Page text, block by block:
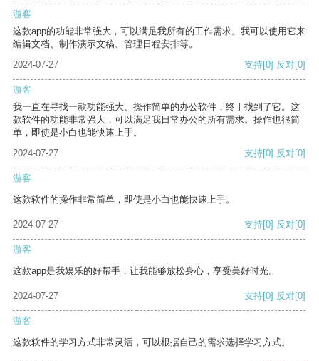
游客
这款app的功能非常强大，可以满足我所有的工作需求。我可以使用它来
编辑文档、制作演示文稿、管理日程安排等。
2024-07-27
支持[0] 反对[0]
游客
我一直在寻找一款功能强大、操作简单的办公软件，终于找到了它。这
款软件的功能非常强大，可以满足我日常办公的所有需求。操作也很简
单，即使是小白也能快速上手。
2024-07-27
支持[0] 反对[0]
游客
这款软件的操作非常简单，即使是小白也能快速上手。
2024-07-27 支持[0] 反对[0]
游客
这款app是我娱乐的好帮手，让我能够放松身心，享受美好时光。
2024-07-27 支持[0] 反对[0]
游客
这款软件的学习方式非常灵活，可以根据自己的需求选择学习方式。